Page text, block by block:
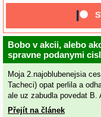
Bobo v akcii, alebo
spravne podanymi
Moja 2.najoblubenejsia
Tacheci) opat perlila a
ale uz zabudla povedat B.
Přejít na článek